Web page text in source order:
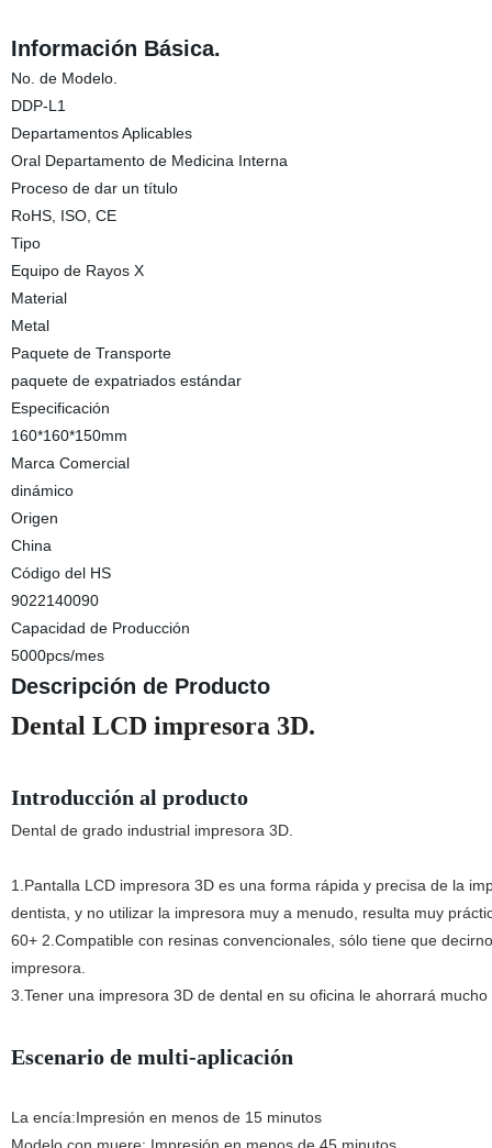
Información Básica.
No. de Modelo.
DDP-L1
Departamentos Aplicables
Oral Departamento de Medicina Interna
Proceso de dar un título
RoHS, ISO, CE
Tipo
Equipo de Rayos X
Material
Metal
Paquete de Transporte
paquete de expatriados estándar
Especificación
160*160*150mm
Marca Comercial
dinámico
Origen
China
Código del HS
9022140090
Capacidad de Producción
5000pcs/mes
Descripción de Producto
Dental LCD impresora 3D.
Introducción al producto
Dental de grado industrial impresora 3D.
1.Pantalla LCD impresora 3D es una forma rápida y precisa de la
dentista, y no utilizar la impresora muy a menudo, resulta muy
60+ 2.Compatible con resinas convencionales, sólo tiene que
impresora.
3.Tener una impresora 3D de dental en su oficina le ahorrará
Escenario de multi-aplicación
La encía:Impresión en menos de 15 minutos